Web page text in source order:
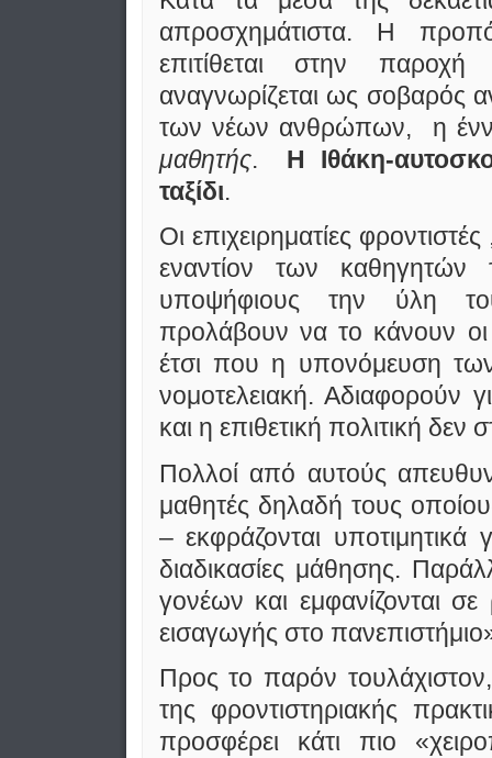
απροσχημάτιστα. Η
επιτίθεται στην
αναγνωρίζεται ως σοβαρός
των νέων ανθρώπων, η
μαθητής. Η Ιθάκη-
ταξίδι.
Οι επιχειρηματίες
εναντίον των
υποψήφιους την ύλη
προλάβουν να το κάνουν οι
έτσι που η υπονόμευση των
νομοτελειακή. Αδιαφορούν
και η επιθετική πολιτική δεν
Πολλοί από αυτούς
μαθητές δηλαδή τους
– εκφράζονται υποτιμητικά
διαδικασίες μάθησης.
γονέων και εμφανίζονται
εισαγωγής στο
Προς το παρόν τουλάχιστον,
της φροντιστηριακής
προσφέρει κάτι πιο